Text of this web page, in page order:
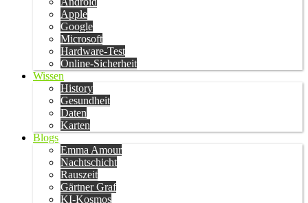
Apple
Google
Microsoft
Hardware-Test
Online-Sicherheit
Wissen
History
Gesundheit
Daten
Karten
Blogs
Emma Amour
Nachtschicht
Rauszeit
Gärtner Graf
KI-Kosmos